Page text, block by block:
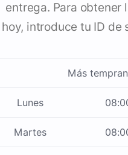
entrega. Para
hoy, introduce tu ID
Más
Lunes
Martes